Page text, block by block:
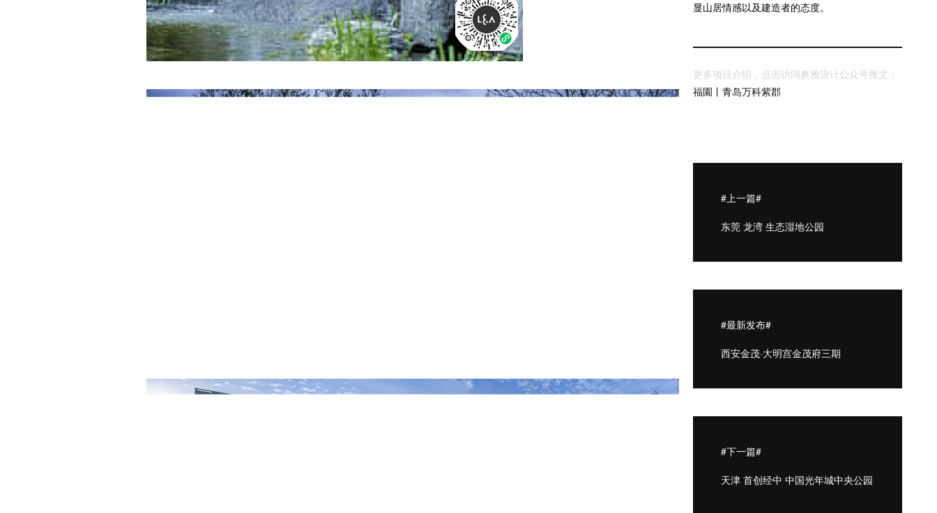
显山居情感以及建造者的态度。
更多项目介绍，点击访问奥雅设计公众号推文：
福園丨青岛万科紫郡
#上一篇#
东莞 龙湾 生态湿地公园
#最新发布#
西安金茂·大明宫金茂府三期
#下一篇#
天津 首创经中 中国光年城中央公园